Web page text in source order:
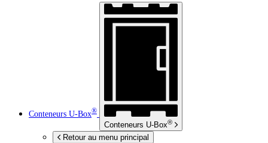
Conteneurs U-Box®
Conteneurs U-Box®
Retour au menu principal